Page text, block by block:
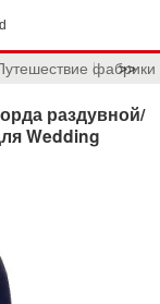
фабрики
>>
раздувной/
Wedding